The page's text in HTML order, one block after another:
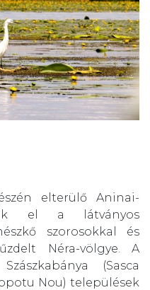
elterülő Aninai-
el a látványos
szorosokkal és
Néra-völgye. A
(Sasca
Nou) települések